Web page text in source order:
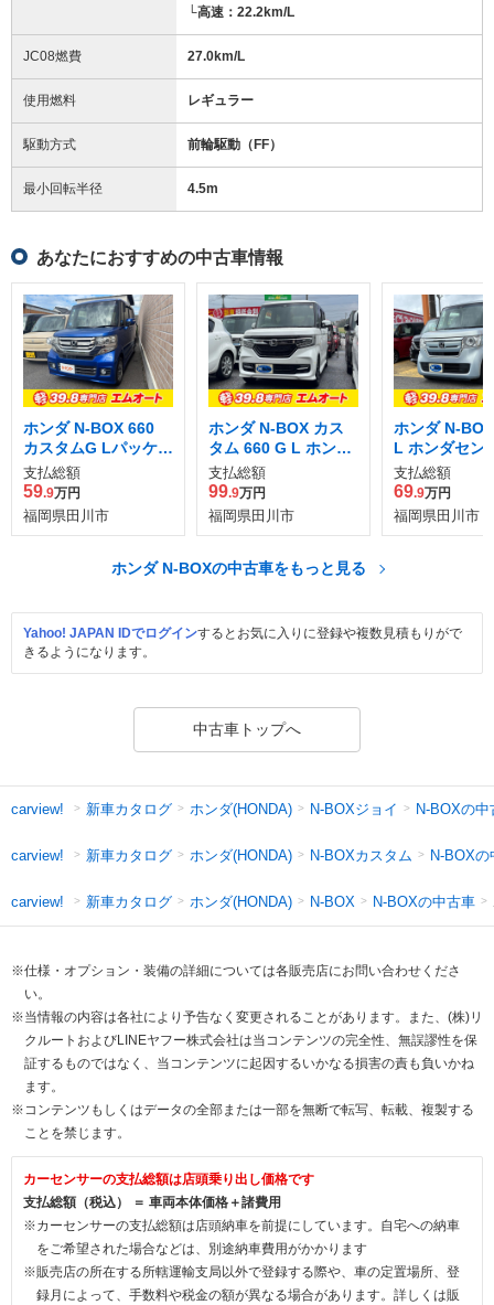
└高速：22.2km/L
JC08燃費 27.0km/L
使用燃料 レギュラー
駆動方式 前輪駆動（FF）
最小回転半径 4.5m
あなたにおすすめの中古車情報
ホンダ N-BOX 660
カスタムG Lパッケー
ジ
支払総額
59.9万円
福岡県田川市
ホンダ N-BOX カス
タム 660 G L ホンダ
センシング
支払総額
99.9万円
福岡県田川市
ホンダ N-
L ホンダセン
支払総額
69.9万円
福岡県田川市
ホンダ N-BOXの中古車をもっと見る
Yahoo! JAPAN IDでログインするとお気に入りに登録や複数見積もりがで
きるようになります。
中古車トップへ
carview! 新車カタログ ホンダ(HONDA) N-BOXジョイ N-BOXの中
carview! 新車カタログ ホンダ(HONDA) N-BOXカスタム N-BOXの
carview! 新車カタログ ホンダ(HONDA) N-BOX N-BOXの中古車
※仕様・オプション・装備の詳細については各販売店にお問い合わせくださ
い。
※当情報の内容は各社により予告なく変更されることがあります。また、(株)リ
クルートおよびLINEヤフー株式会社は当コンテンツの完全性、無誤謬性を保
証するものではなく、当コンテンツに起因するいかなる損害の責も負いかね
ます。
※コンテンツもしくはデータの全部または一部を無断で転写、転載、複製する
ことを禁じます。
カーセンサーの支払総額は店頭乗り出し価格です
支払総額（税込） ＝ 車両本体価格＋諸費用
※カーセンサーの支払総額は店頭納車を前提にしています。自宅への納車
をご希望された場合などは、別途納車費用がかかります
※販売店の所在する所轄運輸支局以外で登録する際や、車の定置場所、登
録月によって、手数料や税金の額が異なる場合があります。詳しくは販